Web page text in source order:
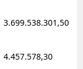
3.699.538.301,50
4.457.578,30